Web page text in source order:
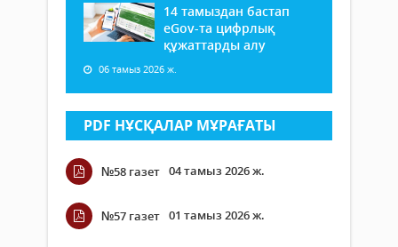
14 тамыздан бастап
еGov-та цифрлық
құжаттарды алу
06 тамыз 2026 ж.
PDF НҰСҚАЛАР МҰРАҒАТЫ
№58 газет 04 тамыз 2026 ж.
№57 газет 01 тамыз 2026 ж.